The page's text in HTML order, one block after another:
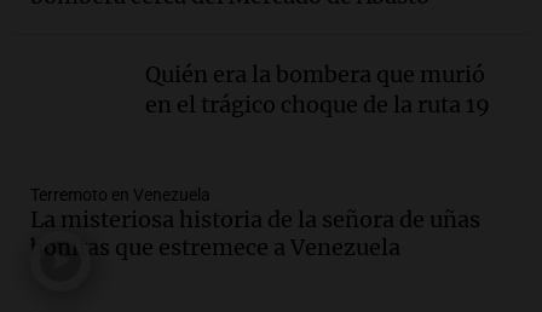
Día Internacional de la Cerveza:
mitos, secretos y el desafío de producir
Episodios
Audio.Tucumán enfrenta un equilibrio
financiero precario debido a la caída del
Quién era la bombera que murió
en el trágico choque de la ruta 19
Terremoto en Venezuela
La misteriosa historia de la señora de uñas
bonitas que estremece a Venezuela